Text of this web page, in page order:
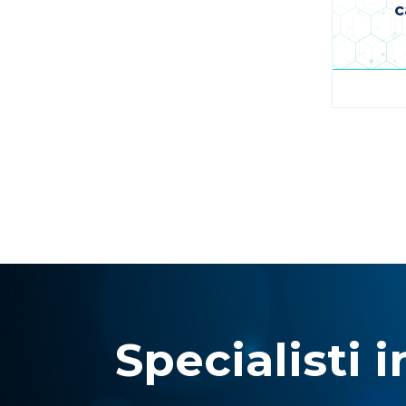
Specialisti